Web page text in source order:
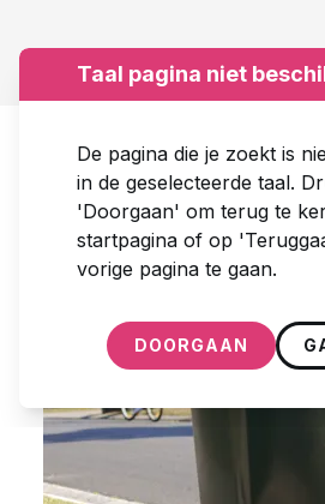
Taal pagina niet
De pagina die je zoekt is
in de geselecteerde taal.
'Doorgaan' om terug te
startpagina of op
vorige pagina te gaan.
DOORGAAN
FILTERS
Toont1-20 van de73 resultaten